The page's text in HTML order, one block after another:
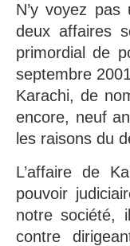
N’y voyez
deux affaires
primordial de
septembre
Karachi, de
encore, neuf
les raisons du
L’affaire de
pouvoir
notre société,
contre